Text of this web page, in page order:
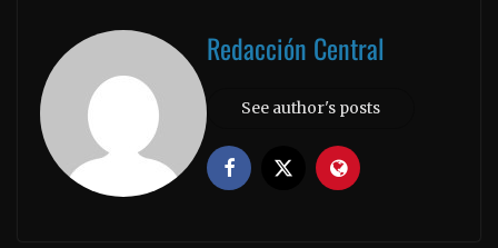
Redacción Central
See author's posts